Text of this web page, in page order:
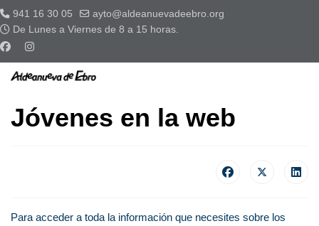
941 16 30 05
ayto@aldeanuevadeebro.org
De Lunes a Viernes de 8 a 15 horas.
Jóvenes en la web
Para acceder a toda la información que necesites sobre los